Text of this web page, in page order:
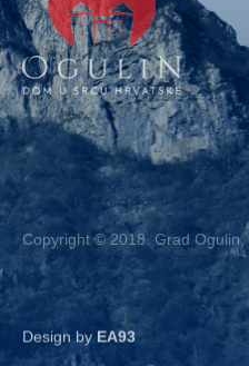
Copyright © 2018. Grad Ogulin,
Design by EA93
Kontakt